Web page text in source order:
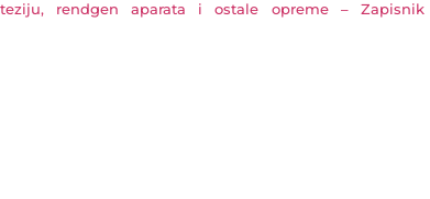
rendgen aparata i ostale opreme –